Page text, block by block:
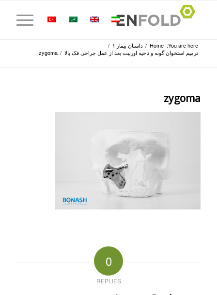
You are here:
Home
/ داستان بیمار ۱
/
ترمیم استخوان گونه و ناحیه اوربیت بعد از عمل جراحی فک بالا /
zygoma
zygoma
0
REPLIES